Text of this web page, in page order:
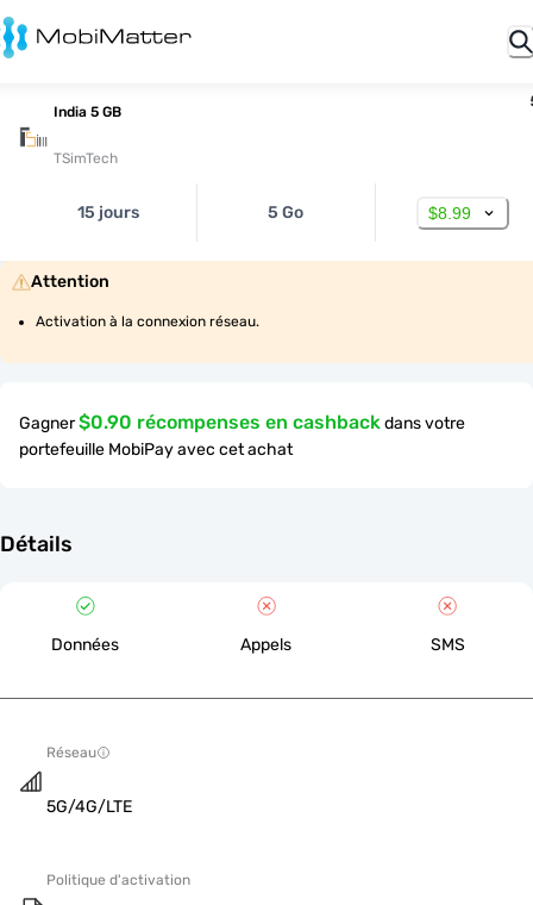
India 5 GB
TSimTech
15 jours 5 Go $8.99
Attention
Activation à la connexion réseau.
Gagner$0.90 récompenses en cashbackdans votre
portefeuille MobiPay avec cet achat
Détails
Données Appels SMS
Réseau
5G/4G/LTE
Politique d'activation